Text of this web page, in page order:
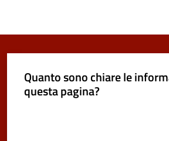
Quanto sono chiare le
questa pagina?